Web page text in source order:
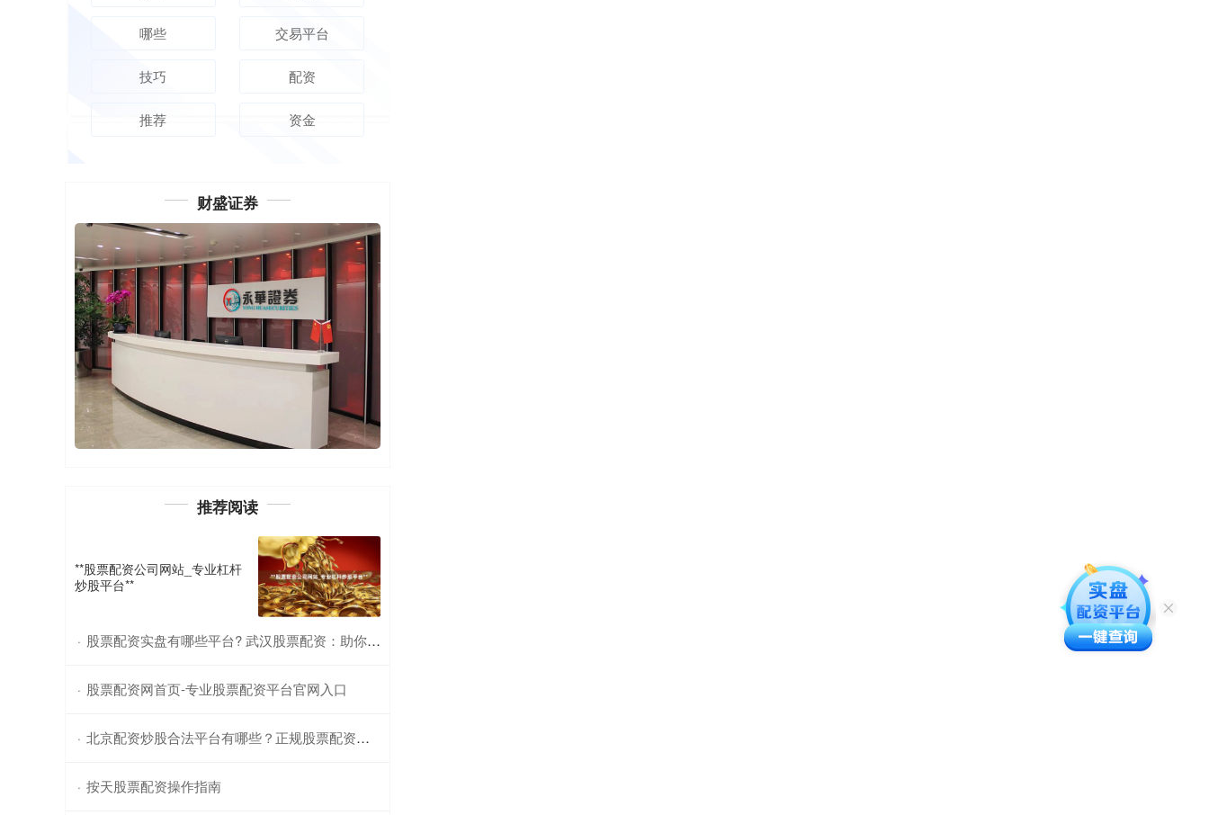
哪些 交易平台
技巧 配资
推荐 资金
财盛证券
推荐阅读
**股票配资公司网站_专业杠杆
炒股平台**
· 股票配资实盘有哪些平台? 武汉股票配资：助你投资腾飞，轻松获利
· 股票配资网首页-专业股票配资平台官网入口
· 北京配资炒股合法平台有哪些？正规股票配资公司推荐
· 按天股票配资操作指南